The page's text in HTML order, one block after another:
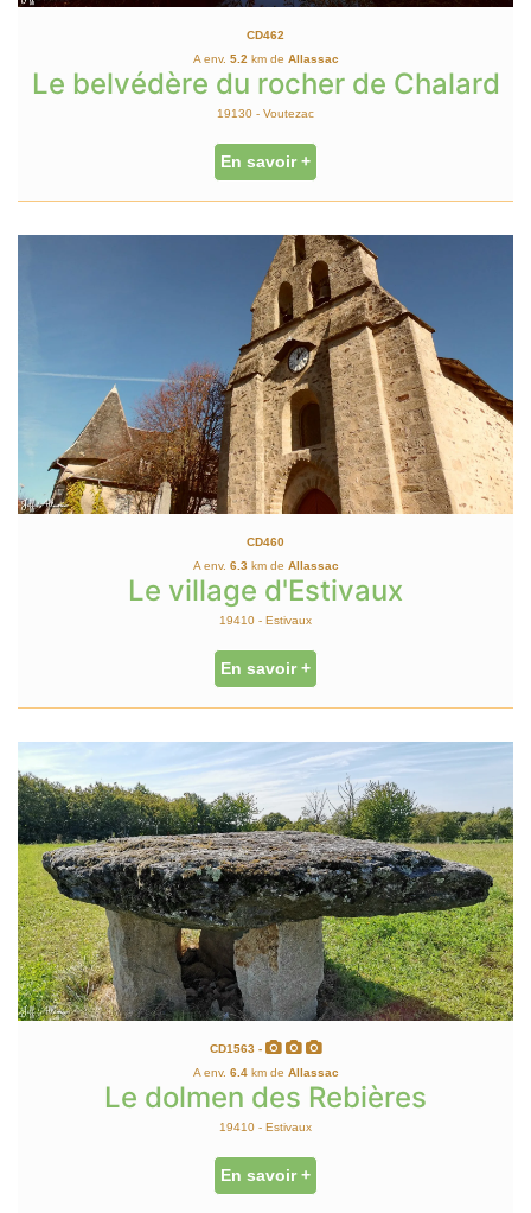
CD462
A env. 5.2 km de Allassac
Le belvédère du rocher de Chalard
19130 - Voutezac
En savoir +
CD460
A env. 6.3km de Allassac
Le village d'Estivaux
19410 - Estivaux
En savoir +
CD1563 -
A env. 6.4km de Allassac
Le dolmen des Rebières
19410 - Estivaux
En savoir +